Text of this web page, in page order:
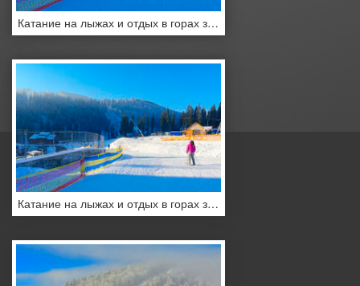
Катание на лыжах и отдых в горах зимой
Катание на лыжах и отдых в горах зимой